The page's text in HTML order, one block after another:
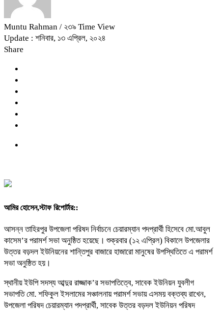
Muntu Rahman / ২৩৯ Time View
Update : শনিবার, ১৩ এপ্রিল, ২০২৪
Share
আমির হোসেন,স্টাফ রিপোর্টার::
আসন্ন তাহিরপুর উপজেলা পরিষদ নির্বাচনে চেয়ারম্যান পদপ্রার্থী হিসেবে মো.আবুল
কাসেম’র পরামর্শ সভা অনুষ্ঠিত হয়েছে। শুক্রবার (১২ এপ্রিল) বিকালে উপজেলার
উত্তর বড়দল ইউনিয়নের শান্তিপুর বাজারে হাজারো মানুষের উপস্থিতিতে এ পরামর্শ
সভা অনুষ্ঠিত হয়।
স্থানীয় ইউপি সদস্য আব্দুর রাজ্জাক’র সভাপতিত্বে, সাবেক ইউনিয়ন যুবলীগ
সভাপতি মো. শফিকুল ইসলামের সঞ্চালনায় পরামর্শ সভায় এসময় বক্তব্য রাখেন,
উপজেলা পরিষদ চেয়ারম্যান পদপ্রার্থী, সাবেক উত্তর বড়দল ইউনিয়ন পরিষদ